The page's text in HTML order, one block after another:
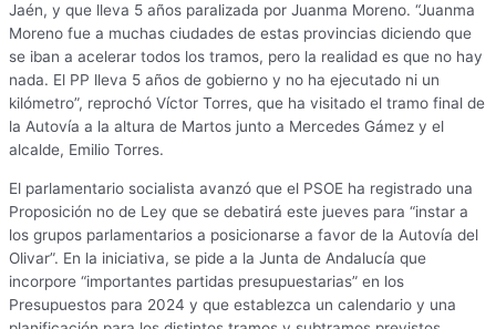
Jaén, y que lleva 5 años paralizada por Juanma Moreno. “Juanma
Moreno fue a muchas ciudades de estas provincias diciendo que
se iban a acelerar todos los tramos, pero la realidad es que no hay
nada. El PP lleva 5 años de gobierno y no ha ejecutado ni un
kilómetro”, reprochó Víctor Torres, que ha visitado el tramo final de
la Autovía a la altura de Martos junto a Mercedes Gámez y el
alcalde, Emilio Torres.
El parlamentario socialista avanzó que el PSOE ha registrado una
Proposición no de Ley que se debatirá este jueves para “instar a
los grupos parlamentarios a posicionarse a favor de la Autovía del
Olivar”. En la iniciativa, se pide a la Junta de Andalucía que
incorpore “importantes partidas presupuestarias” en los
Presupuestos para 2024 y que establezca un calendario y una